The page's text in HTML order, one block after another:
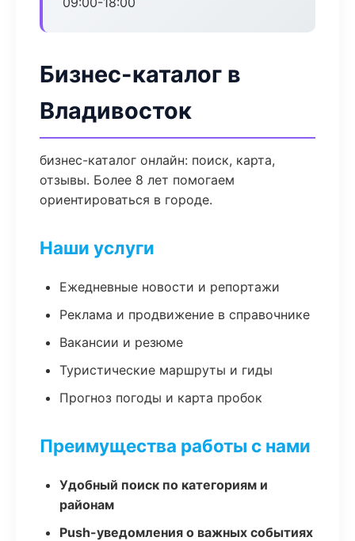
Бизнес-каталог в
Владивосток
бизнес-каталог онлайн: поиск, карта,
отзывы. Более 8 лет помогаем
ориентироваться в городе.
Наши услуги
Ежедневные новости и репортажи
Реклама и продвижение в справочнике
Вакансии и резюме
Туристические маршруты и гиды
Прогноз погоды и карта пробок
Преимущества работы с нами
Удобный поиск по категориям и
районам
Push-уведомления о важных событиях